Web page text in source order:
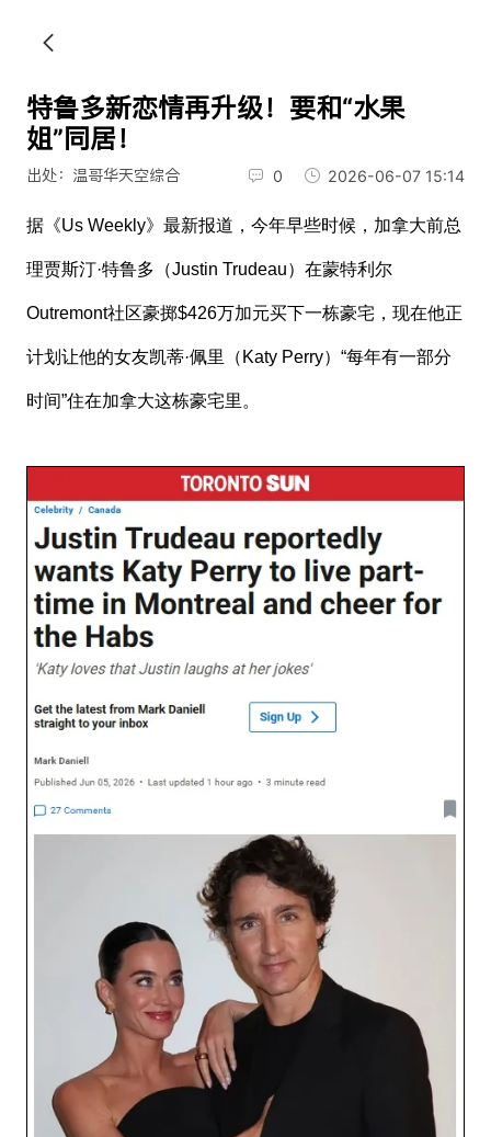
特鲁多新恋情再升级！要和“水果
姐”同居！
出处：温哥华天空综合 0 2026-06-07 15:14
据《Us Weekly》最新报道，今年早些时候，加拿大前总
理贾斯汀·特鲁多（Justin Trudeau）在蒙特利尔
Outremont社区豪掷$426万加元买下一栋豪宅，现在他正
计划让他的女友凯蒂·佩里（Katy Perry）“每年有一部分
时间”住在加拿大这栋豪宅里。